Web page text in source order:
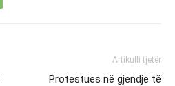
Artikulli tjetër
Protestues në gjendje të